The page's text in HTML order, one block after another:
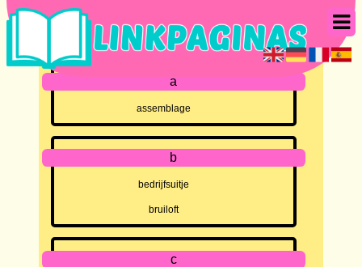
a
assemblage
b
bedrijfsuitje
bruiloft
c